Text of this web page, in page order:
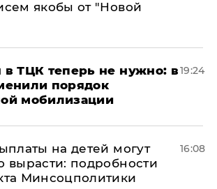
якобы от "Новой
в ТЦК теперь не нужно: в
порядок
мобилизации
19:24
на детей могут
вырасти: подробности
Минсоцполитики
16:08